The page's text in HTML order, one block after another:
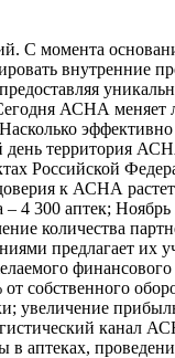
С момента
внутренние
АСНА меняет
территория
Российской
к АСНА
4 300 аптек;
количества
предлагает их
финансового
собственного
увеличение